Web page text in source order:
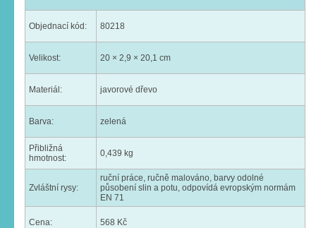
Objednací kód: 80218
Velikost: 20 × 2,9 × 20,1 cm
Materiál: javorové dřevo
Barva: zelená
Přibližná
hmotnost:
0,439 kg
Zvláštní rysy:
ruční práce, ručně malováno, barvy odolné
působení slin a potu, odpovídá evropským normám
EN 71
Cena: 568 Kč